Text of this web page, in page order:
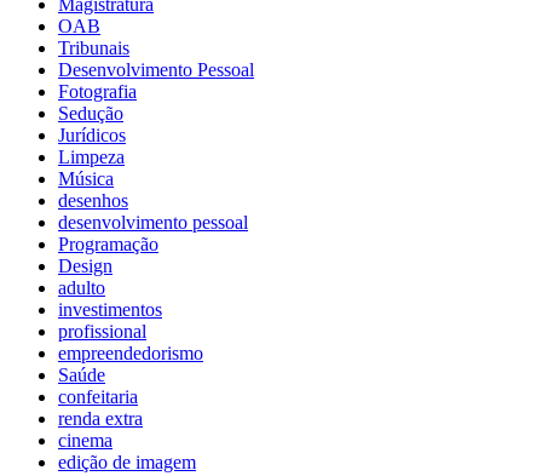
OAB
Tribunais
Desenvolvimento Pessoal
Fotografia
Sedução
Jurídicos
Limpeza
Música
desenhos
desenvolvimento pessoal
Programação
Design
adulto
investimentos
profissional
empreendedorismo
Saúde
confeitaria
renda extra
cinema
edição de imagem